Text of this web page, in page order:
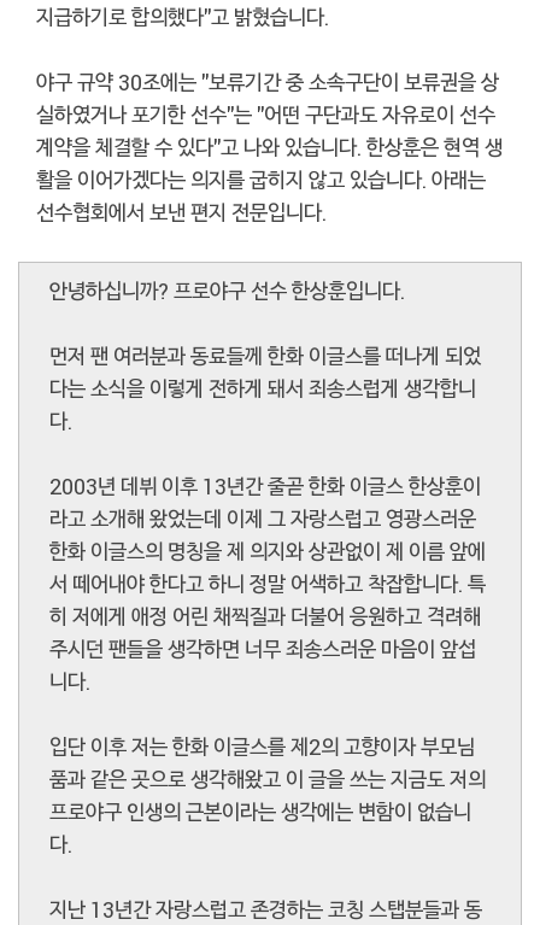
지급하기로 합의했다"고 밝혔습니다.
야구 규약 30조에는 "보류기간 중 소속구단이 보류권을 상
실하였거나 포기한 선수"는 "어떤 구단과도 자유로이 선수
계약을 체결할 수 있다"고 나와 있습니다. 한상훈은 현역 생
활을 이어가겠다는 의지를 굽히지 않고 있습니다. 아래는
선수협회에서 보낸 편지 전문입니다.
안녕하십니까? 프로야구 선수 한상훈입니다.
먼저 팬 여러분과 동료들께 한화 이글스를 떠나게 되었
다는 소식을 이렇게 전하게 돼서 죄송스럽게 생각합니
다.
2003년 데뷔 이후 13년간 줄곧 한화 이글스 한상훈이
라고 소개해 왔었는데 이제 그 자랑스럽고 영광스러운
한화 이글스의 명칭을 제 의지와 상관없이 제 이름 앞에
서 떼어내야 한다고 하니 정말 어색하고 착잡합니다. 특
히 저에게 애정 어린 채찍질과 더불어 응원하고 격려해
주시던 팬들을 생각하면 너무 죄송스러운 마음이 앞섭
니다.
입단 이후 저는 한화 이글스를 제2의 고향이자 부모님
품과 같은 곳으로 생각해왔고 이 글을 쓰는 지금도 저의
프로야구 인생의 근본이라는 생각에는 변함이 없습니
다.
지난 13년간 자랑스럽고 존경하는 코칭 스탭분들과 동